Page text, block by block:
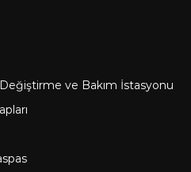
ve Bakım İstasyonu